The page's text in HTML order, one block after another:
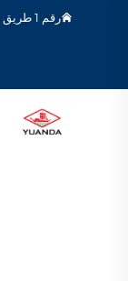
رقم 1 طريق تشانغتشون، بلدة شانغهو، سوزهو، جيانغسو، الصين